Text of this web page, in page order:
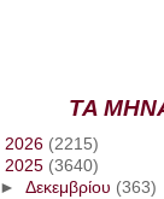
ΤΑ
2026 (2215)
2025 (3640)
► Δεκεμβρίου (363)